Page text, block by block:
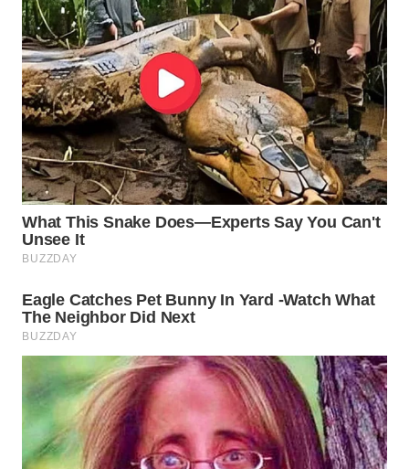
WN
PURWAKARTA
WN
PRIANGAN
TIMUR
WN
SEMARANG
WN
SOLO
WN
BOROBUDUR
WN
MADURA
WN
SURABAYA